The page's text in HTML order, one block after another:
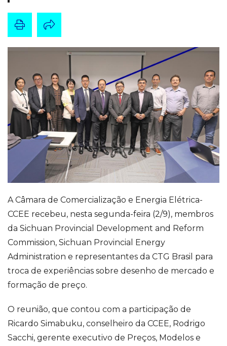
A Câmara de Comercialização e Energia Elétrica-
CCEE recebeu, nesta segunda-feira (2/9), membros
da Sichuan Provincial Development and Reform
Commission, Sichuan Provincial Energy
Administration e representantes da CTG Brasil para
troca de experiências sobre desenho de mercado e
formação de preço.
O reunião, que contou com a participação de
Ricardo Simabuku, conselheiro da CCEE, Rodrigo
Sacchi, gerente executivo de Preços, Modelos e